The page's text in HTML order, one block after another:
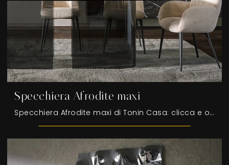
Specchiera Afrodite maxi
Specchiera Afrodite maxi di Tonin Casa: clicca e ottieni informazioni sui Complementi e specchi design in vetro del noto e rinomato marchio!